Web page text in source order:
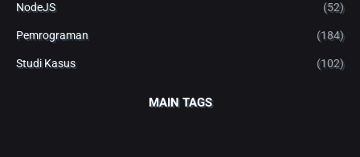
NodeJS (52)
Pemrograman (184)
Studi Kasus (102)
MAIN TAGS